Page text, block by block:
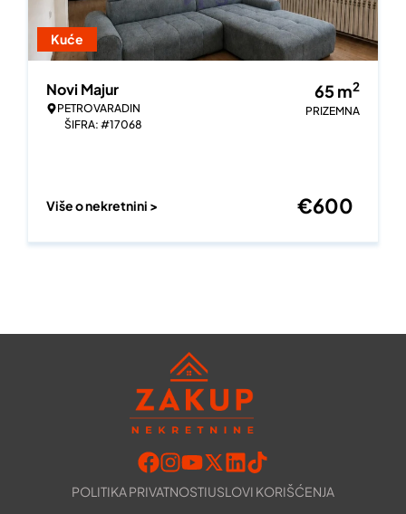
Kuće
Novi Majur
PETROVARADIN
ŠIFRA: #17068
65m2
PRIZEMNA
Više o nekretnini > €600
POLITIKA PRIVATNOSTIUSLOVI KORIŠĆENJA